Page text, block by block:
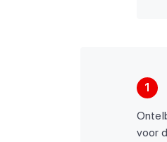
1
voor